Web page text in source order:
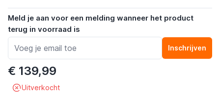
Meld je aan voor een melding wanneer het product
terug in voorraad is
Inschrijven
€ 139,99
Uitverkocht